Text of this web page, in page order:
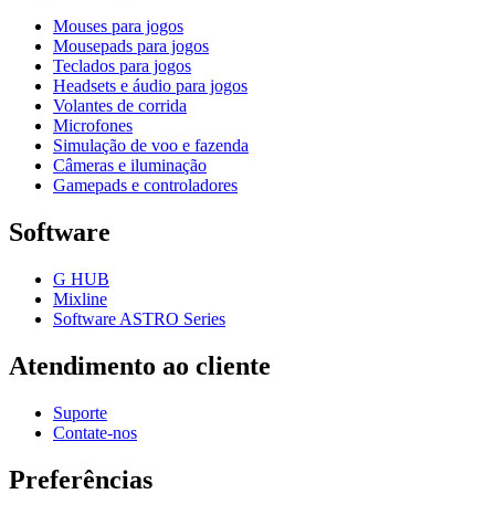
Mouses para jogos
Mousepads para jogos
Teclados para jogos
Headsets e áudio para jogos
Volantes de corrida
Microfones
Simulação de voo e fazenda
Câmeras e iluminação
Gamepads e controladores
Software
G HUB
Mixline
Software ASTRO Series
Atendimento ao cliente
Suporte
Contate-nos
Preferências